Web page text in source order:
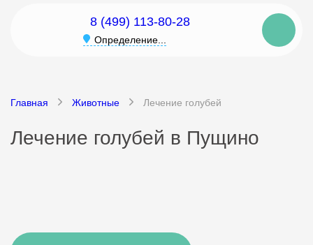
8 (499) 113-80-28
Определение...
Главная Животные Лечение голубей
Лечение голубей в Пущино